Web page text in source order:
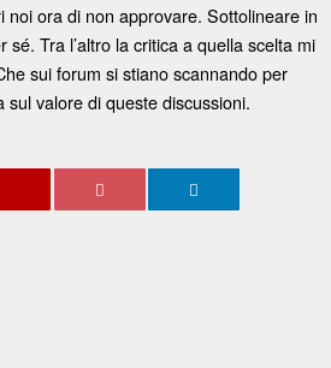
ora di non approvare. Sottolineare in
Tra l’altro la critica a quella scelta mi
sui forum si stiano scannando per
valore di queste discussioni.